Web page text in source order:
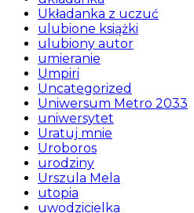
Układanka z uczuć
ulubione książki
ulubiony autor
umieranie
Umpiri
Uncategorized
Uniwersum Metro 2033
uniwersytet
Uratuj mnie
Uroboros
urodziny
Urszula Mela
utopia
uwodzicielka